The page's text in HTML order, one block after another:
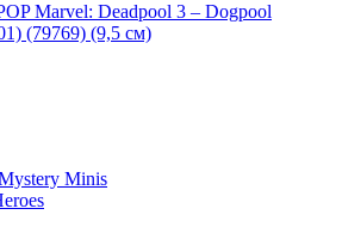
Marvel: Deadpool 3 – Dogpool
(79769) (9,5 см)
Minis